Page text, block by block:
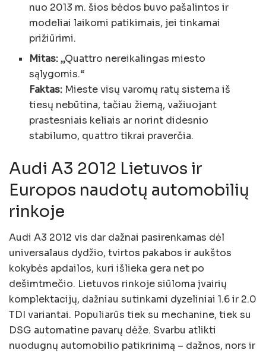
nuo 2013 m. šios bėdos buvo pašalintos ir
modeliai laikomi patikimais, jei tinkamai
prižiūrimi.
Mitas:„Quattro nereikalingas miesto
sąlygomis.“
Faktas: Mieste visų varomų ratų sistema iš
tiesų nebūtina, tačiau žiemą, važiuojant
prastesniais keliais ar norint didesnio
stabilumo, quattro tikrai praverčia.
Audi A3 2012 Lietuvos ir
Europos naudotų automobilių
rinkoje
Audi A3 2012 vis dar dažnai pasirenkamas dėl
universalaus dydžio, tvirtos pakabos ir aukštos
kokybės apdailos, kuri išlieka gera net po
dešimtmečio. Lietuvos rinkoje siūloma įvairių
komplektacijų, dažniau sutinkami dyzeliniai 1.6 ir 2.0
TDI variantai. Populiarūs tiek su mechanine, tiek su
DSG automatine pavarų dėže. Svarbu atlikti
nuodugnų automobilio patikrinimą – dažnos, nors ir